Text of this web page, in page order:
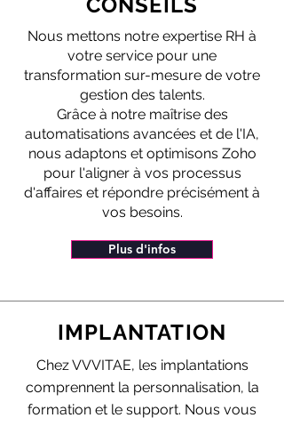
Nous mettons notre expertise RH à
votre service pour une
transformation sur-mesure de votre
gestion des talents.
Grâce à notre maîtrise des
automatisations avancées et de l'IA,
nous adaptons et optimisons Zoho
pour l'aligner à vos processus
d'affaires et répondre précisément à
vos besoins.
Plus d'infos
IMPLANTATION
Chez VVVITAE, les implantations
comprennent la personnalisation, la
formation et le support. Nous vous